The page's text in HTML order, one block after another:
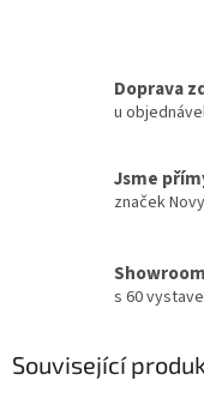
Doprava
u
Jsme
značek
s 60
Související